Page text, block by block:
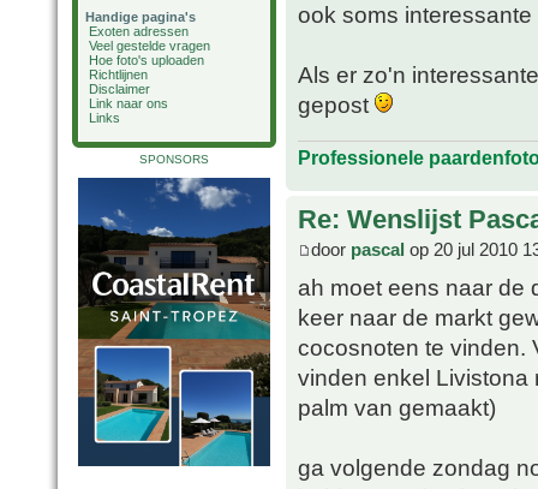
Handige pagina's
Exoten adressen
Veel gestelde vragen
Hoe foto's uploaden
Richtlijnen
Disclaimer
Link naar ons
Links
SPONSORS
ook soms interessante
Als er zo'n
gepost
Professionele
Re: Wenslijst
door pascal op 20 jul 2010
ah moet eens naar de
keer naar de markt
cocosnoten te vinden.
vinden enkel Livistona
palm van gemaakt)
ga volgende zondag